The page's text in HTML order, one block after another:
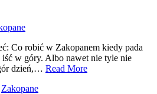
Co robić w Zakopanem kiedy pada
iść w góry. Albo nawet nie tyle nie
dzień,… Read More
Zakopane